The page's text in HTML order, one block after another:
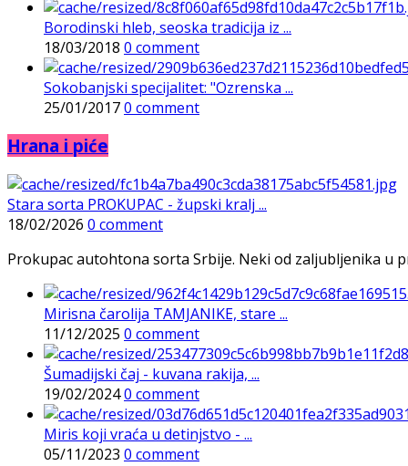
Borodinski hleb, seoska tradicija iz ...
18/03/2018 0 comment
Sokobanjski specijalitet: "Ozrenska ...
25/01/20170 comment
Hrana i piće
Stara sorta PROKUPAC - župski kralj ...
18/02/2026 0 comment
Prokupac autohtona sorta Srbije. Neki od zaljubljenika u
Mirisna čarolija TAMJANIKE, stare ...
11/12/2025 0 comment
Šumadijski čaj - kuvana rakija, ...
19/02/20240 comment
Miris koji vraća u detinjstvo - ...
05/11/2023 0 comment